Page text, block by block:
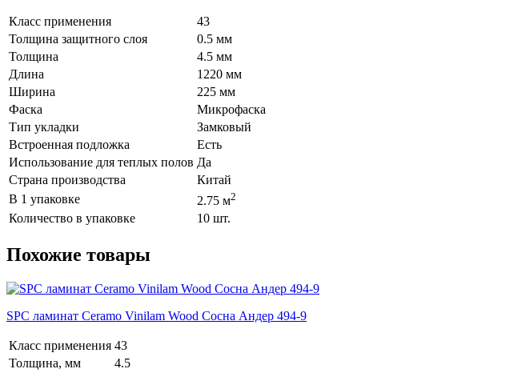
Класс применения
43
Толщина защитного слоя
0.5 мм
Толщина
4.5 мм
Длина
1220 мм
Ширина
225 мм
Фаска
Микрофаска
Тип укладки
Замковый
Встроенная подложка
Есть
Использование для теплых полов Да
Страна производства
Китай
В 1 упаковке
2.75 м2
Количество в упаковке 10 шт.
Похожие товары
SPC ламинат Ceramo Vinilam Wood Сосна Андер 494-9
Класс применения 43
Толщина, мм
4.5